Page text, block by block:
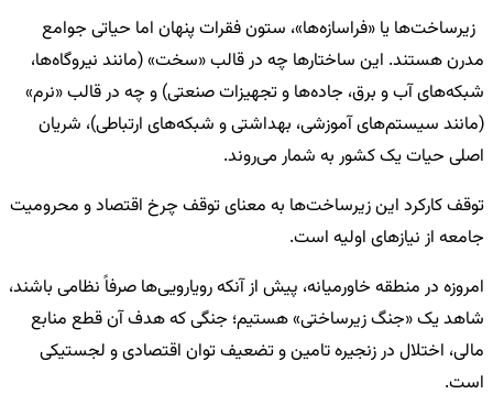
زیرساخت‌ها یا «فراسازه‌ها»، ستون فقرات پنهان اما حیاتی جوامع
مدرن هستند. این ساختارها چه در قالب «سخت» (مانند نیروگاه‌ها،
شبکه‌های آب و برق، جاده‌ها و تجهیزات صنعتی) و چه در قالب «نرم»
(مانند سیستم‌های آموزشی، بهداشتی و شبکه‌های ارتباطی)، شریان
اصلی حیات یک کشور به شمار می‌روند.
توقف کارکرد این زیرساخت‌ها به معنای توقف چرخ اقتصاد و محرومیت
جامعه از نیازهای اولیه است.
امروزه در منطقه خاورمیانه، پیش از آنکه رویارویی‌ها صرفاً نظامی باشند،
شاهد یک «جنگ زیرساختی» هستیم؛ جنگی که هدف آن قطع منابع
مالی، اختلال در زنجیره تامین و تضعیف توان اقتصادی و لجستیکی
است.